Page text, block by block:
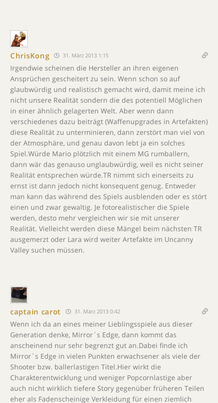
ChrisKong 31. März 2013 1:15
Irgendwie scheinen die Hersteller an ihren eigenen
Ansprüchen gescheitert zu sein. Wenn schon so auf
glaubwürdig und realistisch gemacht wird, damit meine ich
nicht unsere Realität sondern die des potentiell Möglichen
in einer ähnlich gelagerten Welt. Aber wenn dann
verschiedenes dazu beiträgt (Waffenupgrades in Artefakten)
diese Realität zu unterminieren, dann zerstört man viel von
der Atmosphäre, und genau davon lebt ja ein solches
Spiel.Würde Mario plötzlich mit einem MG rumballern,
dann wär das genauso unglaubwürdig, weil es nicht seiner
Realität entsprechen würde.TR nimmt sich einerseits zu
ernst ist dann jedoch nicht konsequent genug. Entweder
man kann das während des Spiels ausblenden oder es stört
einen und zwar gewaltig. Je fotorealistischer die Spiele
werden, desto mehr vergleichen wir sie mit unserer
Realität. Vielleicht werden diese Mängel beim nächsten TR
ausgemerzt oder Lara wird weiter Artefakte im Uncanny
Valley suchen müssen.
captain carot 31. März 2013 0:42
Wenn ich da an eines meiner Lieblingsspiele aus dieser
Generation denke, Mirror´s Edge, dann kommt das
anscheinend nur sehr begrenzt gut an.Dabei finde ich
Mirror´s Edge in vielen Punkten erwachsener als viele der
Shooter bzw. ballerlastigen Titel.Hier wirkt die
Charakterentwicklung und weniger Popcornlastige aber
auch nicht wirklich tiefere Story gegenüber früheren Teilen
eher als Fadenscheinige Verkleidung für einen ziemlich